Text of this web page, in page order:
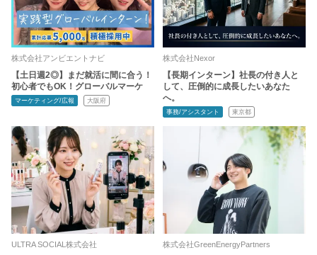
株式会社アンビエントナビ
【土日週2◎】まだ就活に間に合う！
初心者でもOK！グローバルマーケ
マーケティング/広報 大阪府
株式会社Nexor
【長期インターン】社長の付き人と
して、圧倒的に成長したいあなた
へ。
事務/アシスタント 東京都
ULTRA SOCIAL株式会社 株式会社GreenEnergyPartners